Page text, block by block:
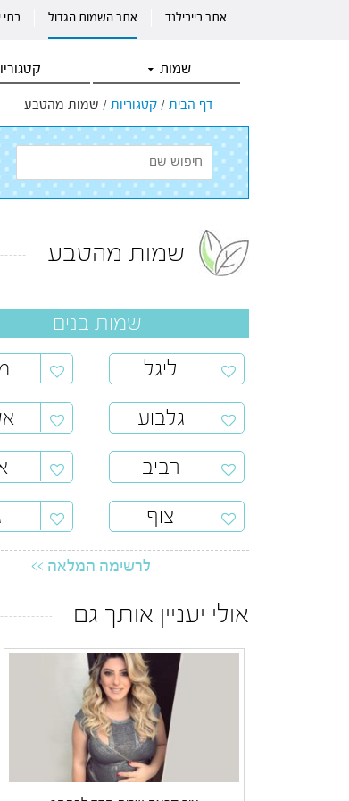
אתר בייבילנד אתר השמות הגדול בתי
שמות
דף הבית / קטגוריות / שמות מהטבע
שמות מהטבע
שמות בנים
ליגל
גלבוע
רביב
צוף
לרשימה המלאה >>
אולי יעניין אותך גם